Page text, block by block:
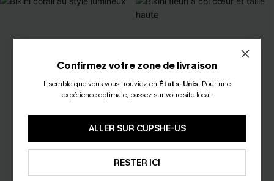
Confirmez votre zone de livraison
Il semble que vous vous trouviez en États-Unis. Pour une
expérience optimale, passez sur votre site local.
ALLER SUR CUPSHE-US
RESTER ICI